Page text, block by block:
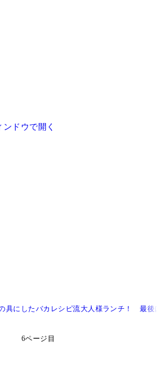
ドウで開く
具にしたバカレシピ流大人様ランチ！ 最後
6ページ目